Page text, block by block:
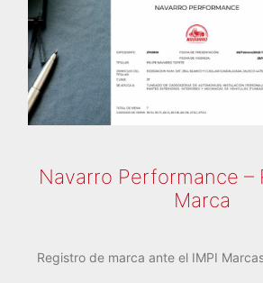
Navarro Performance –
Marca
Registro de marca ante el IMPI